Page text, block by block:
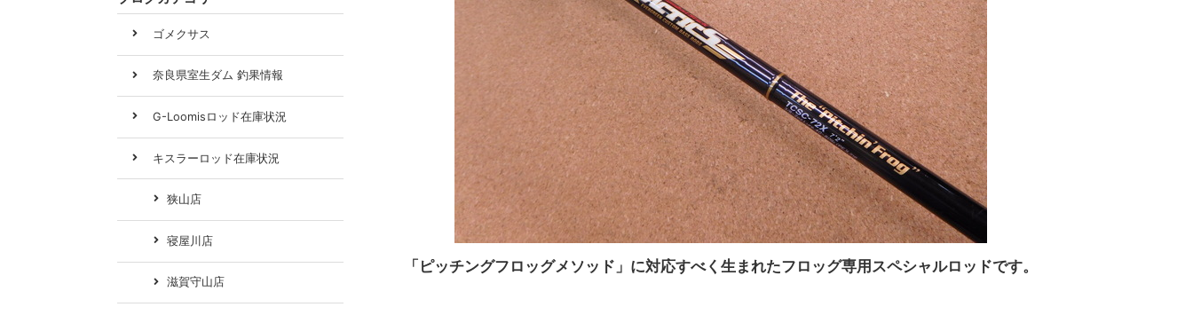
「ピッチングフロッグメソッド」に対応すべく生まれたフロッグ専用スペシャルロッドです。
ゴメクサス
奈良県室生ダム 釣果情報
G-Loomisロッド在庫状況
キスラーロッド在庫状況
狭山店
寝屋川店
滋賀守山店